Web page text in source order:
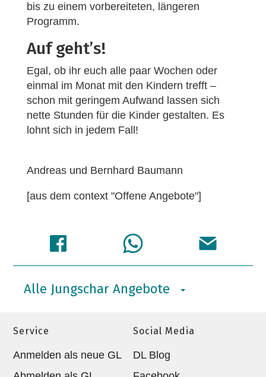
bis zu einem vorbereiteten, längeren
Programm.
Auf geht’s!
Egal, ob ihr euch alle paar Wochen oder
einmal im Monat mit den Kindern trefft –
schon mit geringem Aufwand lassen sich
nette Stunden für die Kinder gestalten. Es
lohnt sich in jedem Fall!
Andreas und Bernhard Baumann
[aus dem context "Offene Angebote"]
Alle Jungschar Angebote
Service
Anmelden als neue GL
Social Media
DL Blog